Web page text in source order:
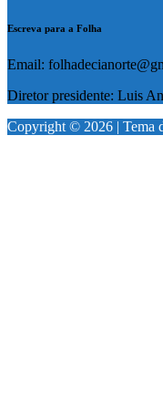
Escreva para a Folha
Email:
Diretor presidente: Luis
Copyright © 2026 | Tema